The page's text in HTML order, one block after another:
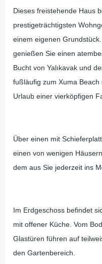
Dieses freistehende Haus
prestigeträchtigsten
einem eigenen
genießen Sie einen
Bucht von Yalıkavak und
fußläufig zum Xuma
Urlaub einer vierköpfigen
Über einen mit
einen von wenigen
dem aus Sie jederzeit ins
Im Erdgeschoss befindet
mit offener Küche. Vom
Glastüren führen auf
den Gartenbereich.